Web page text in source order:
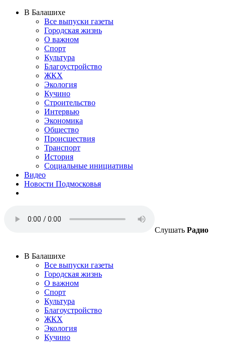
В Балашихе
Все выпуски газеты
Городская жизнь
О важном
Спорт
Культура
Благоустройство
ЖКХ
Экология
Кучино
Строительство
Интервью
Экономика
Общество
Происшествия
Транспорт
История
Социальные инициативы
Видео
Новости Подмосковья
Слушать Радио
В Балашихе
Все выпуски газеты
Городская жизнь
О важном
Спорт
Культура
Благоустройство
ЖКХ
Экология
Кучино